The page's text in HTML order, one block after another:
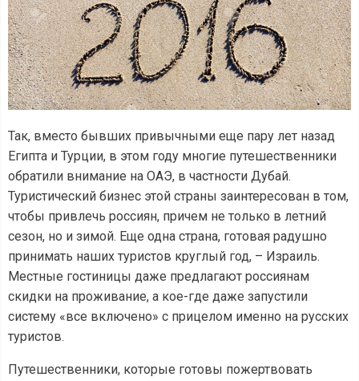
Так, вместо бывших привычными еще пару лет назад
Египта и Турции, в этом году многие путешественники
обратили внимание на ОАЭ, в частности Дубай.
Туристический бизнес этой страны заинтересован в том,
чтобы привлечь россиян, причем не только в летний
сезон, но и зимой. Еще одна страна, готовая радушно
принимать наших туристов круглый год, – Израиль.
Местные гостиницы даже предлагают россиянам
скидки на проживание, а кое-где даже запустили
систему «все включено» с прицелом именно на русских
туристов.
Путешественники, которые готовы пожертвовать